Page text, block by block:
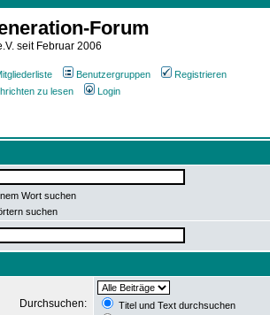
Forum
seit Februar 2006
Benutzergruppen
Registrieren
zu lesen Login
Wort suchen
suchen
Durchsuchen:
Titel und Text durchsuchen